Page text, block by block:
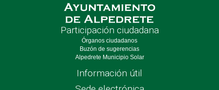
Participación ciudadana
Órganos ciudadanos
Buzón de sugerencias
Alpedrete Municipio Solar
Información útil